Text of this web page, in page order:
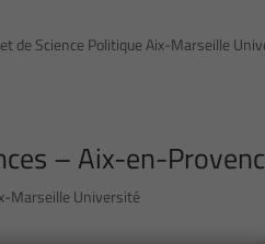
de Science Politique Aix-Marseille
– Aix-en-
Marseille Université